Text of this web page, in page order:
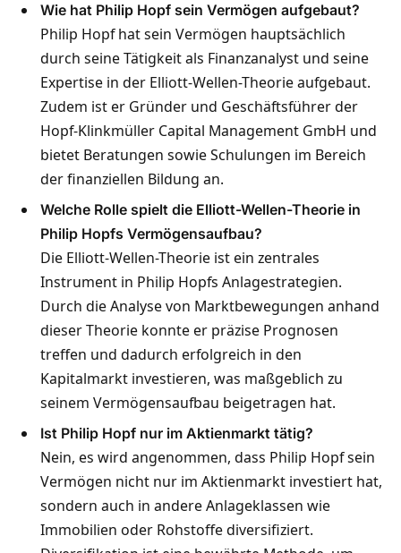
Wie hat Philip Hopf sein Vermögen aufgebaut?
Philip Hopf hat sein Vermögen hauptsächlich
durch seine Tätigkeit als Finanzanalyst und seine
Expertise in der Elliott-Wellen-Theorie aufgebaut.
Zudem ist er Gründer und Geschäftsführer der
Hopf-Klinkmüller Capital Management GmbH und
bietet Beratungen sowie Schulungen im Bereich
der finanziellen Bildung an.
Welche Rolle spielt die Elliott-Wellen-Theorie in
Philip Hopfs Vermögensaufbau?
Die Elliott-Wellen-Theorie ist ein zentrales
Instrument in Philip Hopfs Anlagestrategien.
Durch die Analyse von Marktbewegungen anhand
dieser Theorie konnte er präzise Prognosen
treffen und dadurch erfolgreich in den
Kapitalmarkt investieren, was maßgeblich zu
seinem Vermögensaufbau beigetragen hat.
Ist Philip Hopf nur im Aktienmarkt tätig?
Nein, es wird angenommen, dass Philip Hopf sein
Vermögen nicht nur im Aktienmarkt investiert hat,
sondern auch in andere Anlageklassen wie
Immobilien oder Rohstoffe diversifiziert.